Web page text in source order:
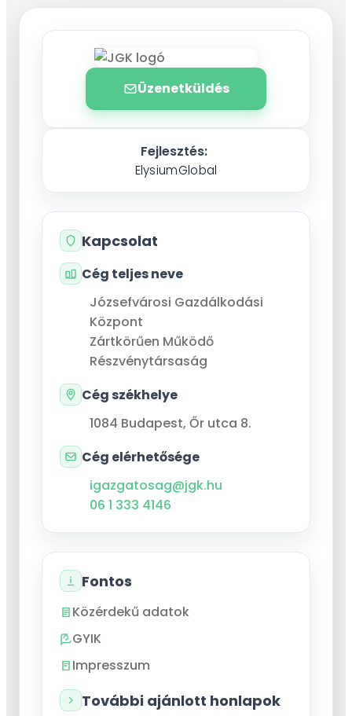
Üzenetküldés
Fejlesztés:
ElysiumGlobal
Kapcsolat
Cég teljes neve
Józsefvárosi Gazdálkodási
Központ
Zártkörűen Működő
Részvénytársaság
Cég székhelye
1084 Budapest, Őr utca 8.
Cég elérhetősége
igazgatosag@jgk.hu
06 1 333 4146
Fontos
Közérdekű adatok
GYIK
Impresszum
További ajánlott honlapok